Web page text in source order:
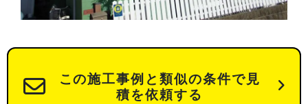
この施工事例と類似の条件で見
積を依頼する